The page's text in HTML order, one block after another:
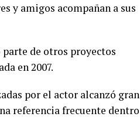
y amigos acompañan a sus
parte de otros proyectos
en 2007.
por el actor alcanzó gran
referencia frecuente dentro